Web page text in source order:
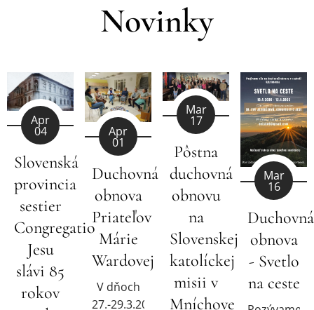
Novinky
Apr
04
Slovenská
provincia
sestier
Congregatio
Jesu
slávi 85
rokov
Apr
01
Duchovná
obnova
Priateľov
Márie
Wardovej
V dňoch
27.-29.3.2026
Mar
17
Pôstna
duchovná
obnovu
na
Slovenskej
katolíckej
misii v
Mníchove
Mar
16
Duchovná
obnova
- Svetlo
na ceste